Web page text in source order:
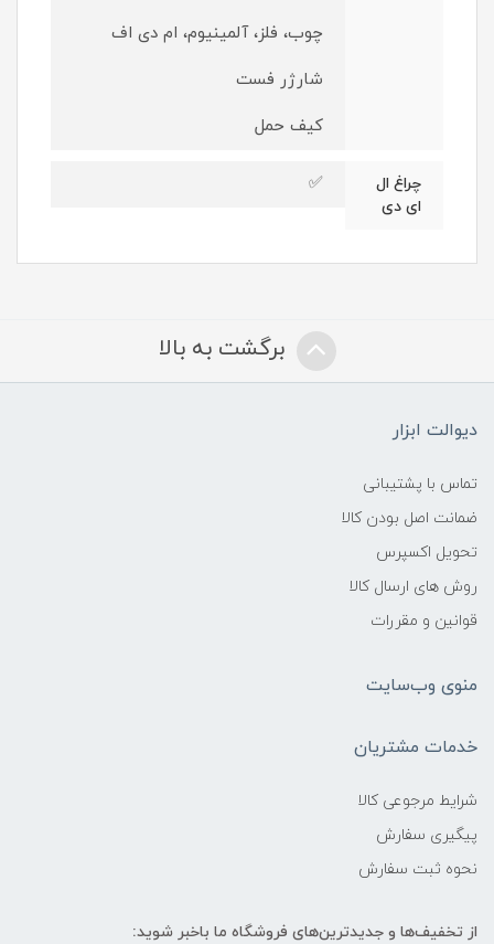
چوب، فلز، آلمینیوم، ام دی اف
شارژر فست
کیف حمل
چراغ ال
ای دی
✅
برگشت به بالا
دیوالت ابزار
تماس با پشتیبانی
ضمانت اصل بودن کالا
تحویل اکسپرس
روش های ارسال کالا
قوانین و مقررات
منوی وب‌سایت
خدمات مشتریان
شرایط مرجوعی کالا
پیگیری سفارش
نحوه ثبت سفارش
از تخفیف‌ها و جدیدترین‌های فروشگاه ما باخبر شوید: